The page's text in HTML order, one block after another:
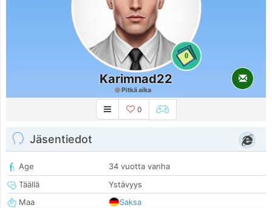
0
Karimnad22
Pitkä aika
0
Jäsentiedot
Age
34 vuotta vanha
Täällä
Ystävyys
Maa
Saksa